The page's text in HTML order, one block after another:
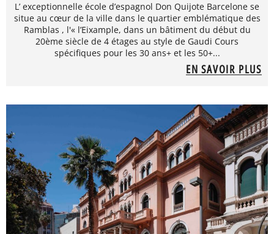
L’ exceptionnelle école d’espagnol Don Quijote Barcelone se
situe au cœur de la ville dans le quartier emblématique des
Ramblas , l'« l’Eixample, dans un bâtiment du début du
20ème siècle de 4 étages au style de Gaudi Cours
spécifiques pour les 30 ans+ et les 50+...
EN SAVOIR PLUS